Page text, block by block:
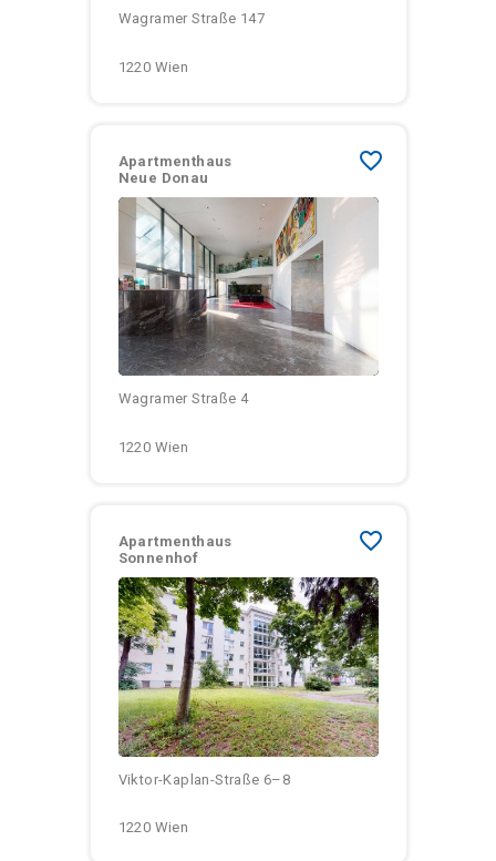
Wagramer Straße 147
1220 Wien
Apartmenthaus
Neue Donau
favorite_border
Größen:
Monatliche Kosten:
Wagramer Straße 4
1220 Wien
Apartmenthaus
Sonnenhof
favorite_border
Größen:
Monatliche Kosten:
Viktor-Kaplan-Straße 6–8
1220 Wien